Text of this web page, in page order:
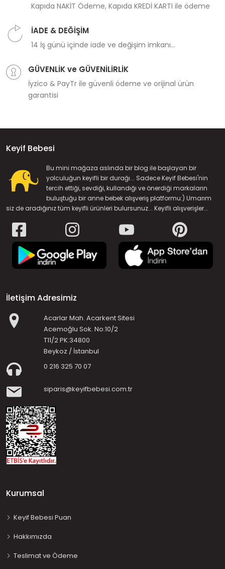
Kapıda NAKİT Ödeme, Kapıda KREDİ KARTI ile ödeme
İADE & DEĞİŞİM
14 İş günü içinde iade ve değişim imkanı...
GÜVENLİK ve GÜVENİLİRLİK
İyzico & PayTr ile güvenli ödeme ve orijinal ürün
garantisi
Keyif Bebesi
Bu mini mağaza aslında bir blog ile başlayan bir
yolculuğun keyifli bir durağı... Sadece Keyif Bebesi'nin
tercih ettiği, sevdiği, kullandığı ve önerdiği markaların
buluştuğu bir anne bebek alışveriş platformu:) Umarım
siz de aradığınız tüm keyifli ürünleri bulursunuz... Keyifli alışverişler...
İletişim Adresimiz
Acarlar Mah. Acarkent Sitesi
Acemoğlu Sok. No:10/2
T11/2 PK:34800
Beykoz / İstanbul
0 216 325 70 07
siparis@keyifbebesi.com.tr
Kurumsal
Keyif Bebesi Puan
Hakkımızda
Teslimat ve Ödeme